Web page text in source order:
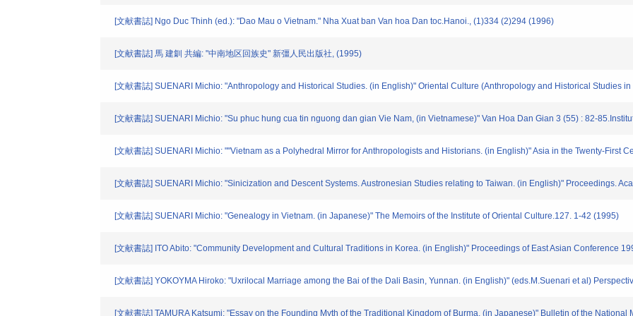
[文献書誌] Ngo Duc Thinh (ed.): "Dao Mau o Vietnam." Nha Xuat ban Van hoa Dan toc.Hanoi., (1)334 (2)294 (1996)
[文献書誌] 馬 建釧 共編: "中南地区回族史" 新彊人民出版社, (1995)
[文献書誌] SUENARI Michio: "Anthropology and Historical Studies. (in English)" Oriental Culture (Anthropology and Historical Studies
[文献書誌] SUENARI Michio: "Su phuc hung cua tin nguong dan gian Vie Nam, (in Vietnamese)" Van Hoa Dan Gian 3 (55) : 82-
[文献書誌] SUENARI Michio: ""Vietnam as a Polyhedral Mirror for Anthropologists and Historians. (in English)" Asia in the Twenty-First
[文献書誌] SUENARI Michio: "Sinicization and Descent Systems. Austronesian Studies relating to Taiwan. (in English)" Proceedings.
[文献書誌] SUENARI Michio: "Genealogy in Vietnam. (in Japanese)" The Memoirs of the Institute of Oriental Culture.127. 1-42 (1995)
[文献書誌] ITO Abito: "Community Development and Cultural Traditions in Korea. (in English)" Proceedings of East Asian Conference
[文献書誌] YOKOYMA Hiroko: "Uxrilocal Marriage among the Bai of the Dali Basin, Yunnan. (in English)" (eds.M.Suenari et al)
[文献書誌] TAMURA Katsumi: "Essay on the Founding Myth of the Traditional Kingdom of Burma. (in Japanese)" Bulletin of the